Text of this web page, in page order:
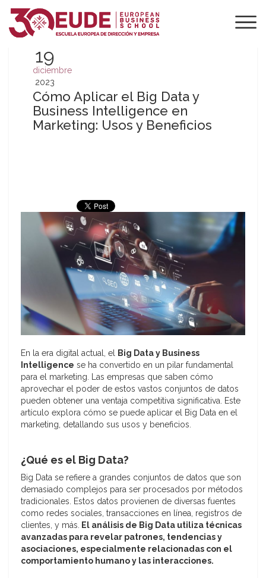
19
diciembre
2023
Cómo Aplicar el Big Data y
Business Intelligence en
Marketing: Usos y Beneficios
En la era digital actual, el Big Data y Business
Intelligence se ha convertido en un pilar fundamental
para el marketing. Las empresas que saben cómo
aprovechar el poder de estos vastos conjuntos de datos
pueden obtener una ventaja competitiva significativa. Este
artículo explora cómo se puede aplicar el Big Data en el
marketing, detallando sus usos y beneficios.
¿Qué es el Big Data?
Big Data se refiere a grandes conjuntos de datos que son
demasiado complejos para ser procesados por métodos
tradicionales. Estos datos provienen de diversas fuentes
como redes sociales, transacciones en línea, registros de
clientes, y más. El análisis de Big Data utiliza técnicas
avanzadas para revelar patrones, tendencias y
asociaciones, especialmente relacionadas con el
comportamiento humano y las interacciones.